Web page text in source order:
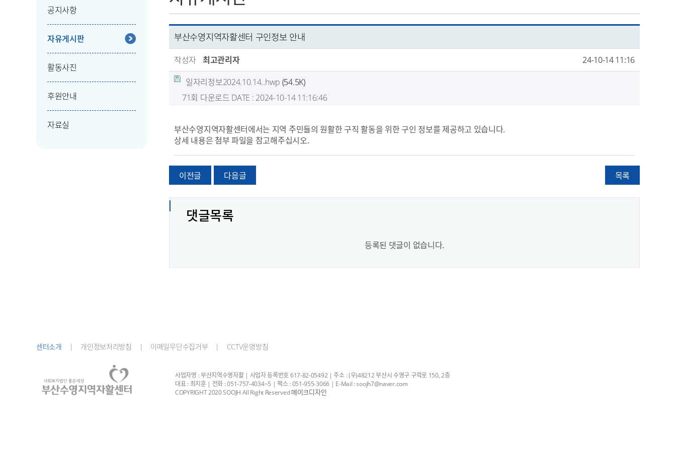
공지사항
자유게시판
활동사진
후원안내
자료실
부산수영지역자활센터 구인정보 안내
작성자 최고관리자
24-10-14 11:16
일자리정보2024.10.14..hwp (54.5K)
71회 다운로드 DATE : 2024-10-14 11:16:46
부산수영지역자활센터에서는 지역 주민들의 원활한 구직 활동을 위한 구인 정보를 제공하고 있습니다.
상세 내용은 첨부 파일을 참고해주십시오.
이전글 다음글 목록
댓글목록
등록된 댓글이 없습니다.
센터소개 | 개인정보처리방침 | 이메일무단수집거부 | CCTV운영방침
사업자명 : 부산지역수영자활 | 사업자 등록번호 617-82-05492 | 주소 : (우)48212 부산시 수영구 구락로 150, 2층
대표 : 최치훈 | 전화 : 051-757-4034~5 | 팩스 : 051-955-3066 | E-Mail : soojh7@naver.com
COPYRIGHT 2020 SOOJH All Right Reserved메이크디자인